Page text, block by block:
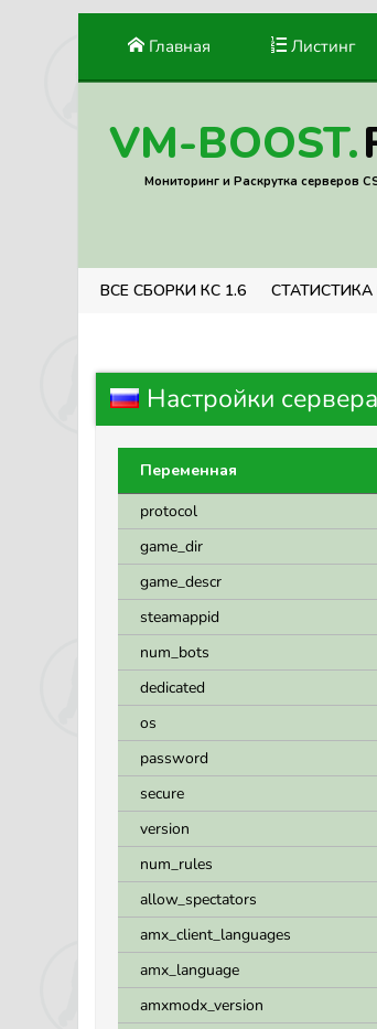
Главная Листинг
VM-BOOST.
Мониторинг и Раскрутка серверов
ВСЕ СБОРКИ КС 1.6
Настройки
Переменная
protocol
game_dir
game_descr
steamappid
num_bots
dedicated
os
password
secure
version
num_rules
allow_spectators
amx_client_languages
amx_language
amxmodx_version